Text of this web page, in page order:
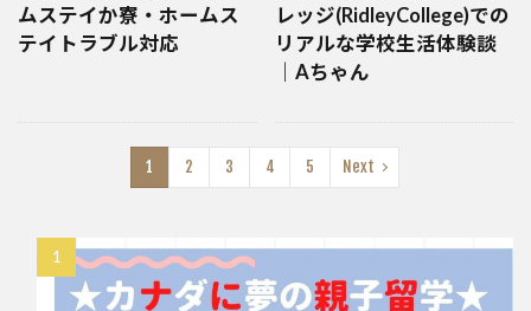
ムステイか寮・ホームス
テイトラブル対応
レッジ(RidleyCollege)での
リアルな学校生活体験談
｜Aちゃん
1 2 3 4 5 Next